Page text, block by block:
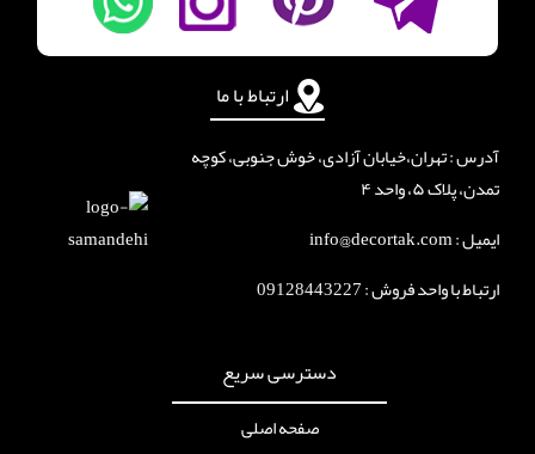
دسترسی سریع
صفحه اصلی
ارتباط با ما
آدرس : تهران،خیابان آزادی، خوش جنوبی، کوچه
تمدن، پلاک ۵، واحد ۴
ایمیل : info@decortak.com
ارتباط با واحد فروش :09128443227